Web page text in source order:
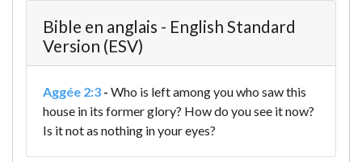
Bible en anglais - English Standard
Version (ESV)
Aggée 2:3 - Who is left among you who saw this
house in its former glory? How do you see it now?
Is it not as nothing in your eyes?